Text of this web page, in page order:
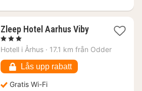
Zleep Hotel Aarhus Viby1
från
, 3 Stjärnor
Hotell i Århus · 17.1 km från Odder
Lås upp rabatt
Gratis Wi-Fi